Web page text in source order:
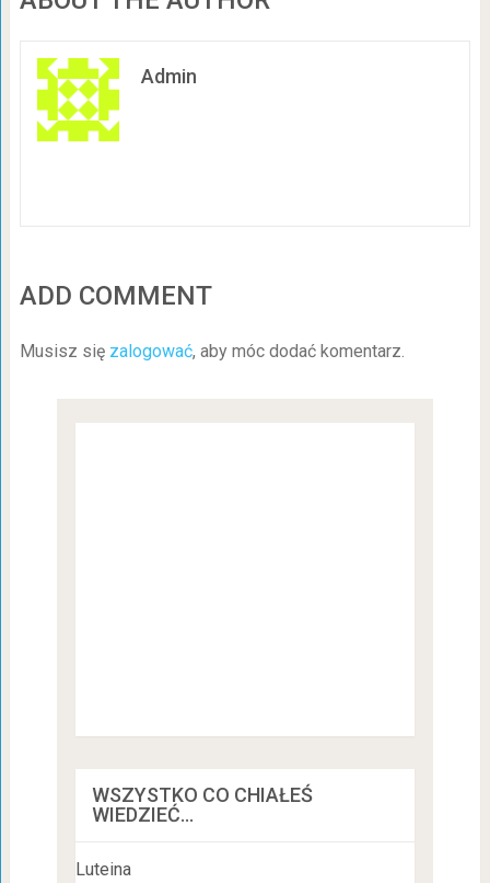
Admin
ADD COMMENT
Musisz się zalogować, aby móc dodać komentarz.
WSZYSTKO CO CHIAŁEŚ
WIEDZIEĆ…
Luteina